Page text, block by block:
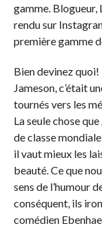
gamme. Blogueur,
rendu sur
première gamme
Bien devinez quoi!
Jameson, c’était
tournés vers les
La seule chose
de classe
il vaut mieux les
beauté. Ce que
sens de l’humour
conséquent, ils
comédien